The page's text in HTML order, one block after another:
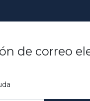
de correo